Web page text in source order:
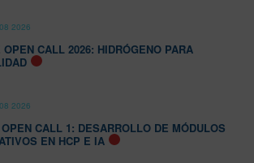
2026
OPEN CALL 2026: HIDRÓGENO PARA
2026
CALL 1: DESARROLLO DE MÓDULOS
EN HCP E IA